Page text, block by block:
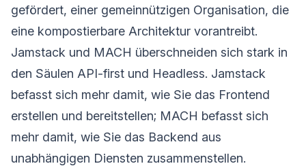
gefördert, einer gemeinnützigen Organisation, die
eine kompostierbare Architektur vorantreibt.
Jamstack und MACH überschneiden sich stark in
den Säulen API-first und Headless. Jamstack
befasst sich mehr damit, wie Sie das Frontend
erstellen und bereitstellen; MACH befasst sich
mehr damit, wie Sie das Backend aus
unabhängigen Diensten zusammenstellen.